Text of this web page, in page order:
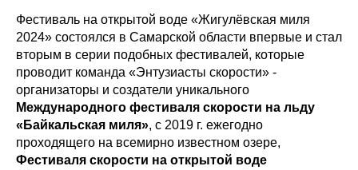
Фестиваль на открытой воде «Жигулёвская миля
2024» состоялся в Самарской области впервые и стал
вторым в серии подобных фестивалей, которые
проводит команда «Энтузиасты скорости» -
организаторы и создатели уникального
Международного фестиваля скорости на льду
«Байкальская миля», с 2019 г. ежегодно
проходящего на всемирно известном озере,
Фестиваля скорости на открытой воде